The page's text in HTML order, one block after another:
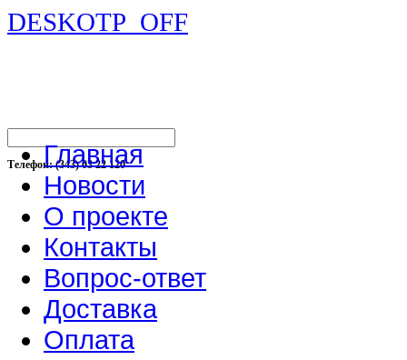
DESKOTP_OFF
Телефон: (343) 03 22 120
Главная
Новости
О проекте
Контакты
Вопрос-ответ
Доставка
Оплата